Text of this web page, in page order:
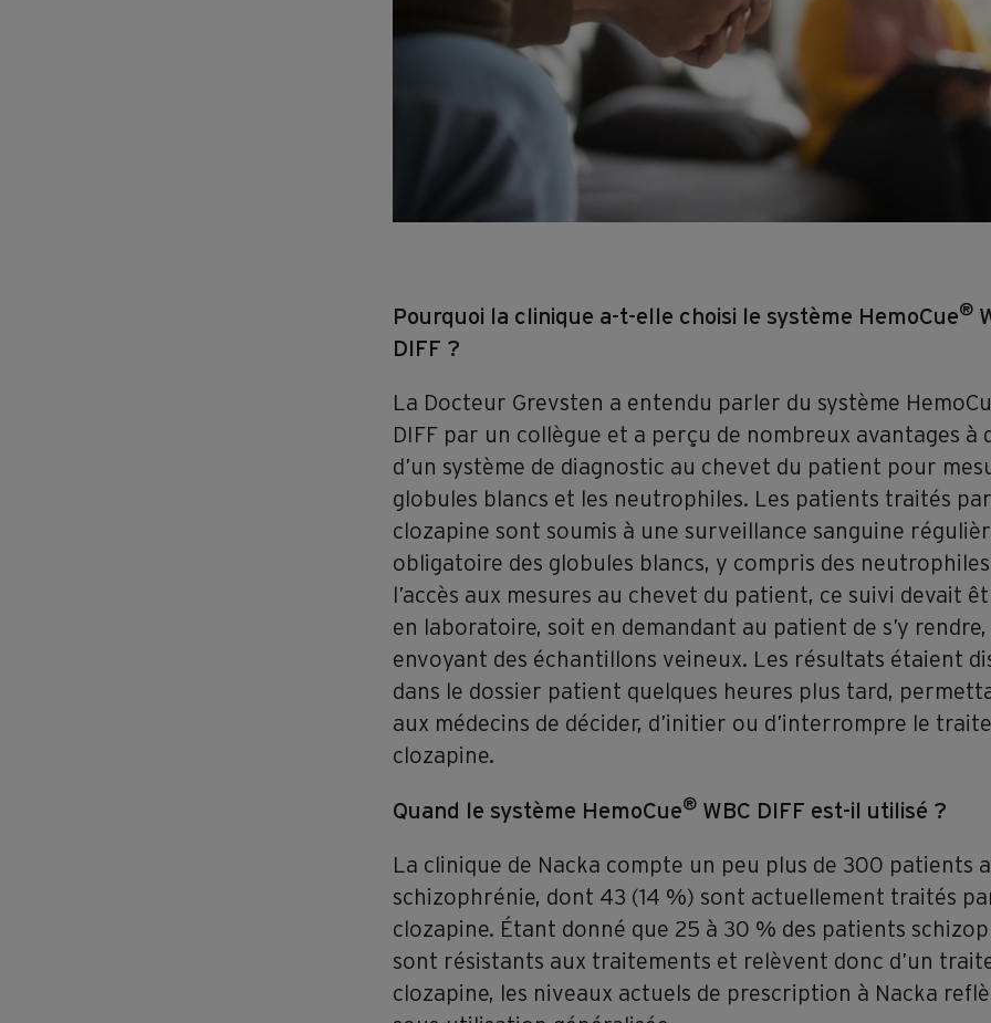
Pourquoi la clinique a-t-elle choisi le système HemoCue®
DIFF ?
La Docteur Grevsten a entendu parler du système
DIFF par un collègue et a perçu de nombreux avantages à
d’un système de diagnostic au chevet du patient pour
globules blancs et les neutrophiles. Les patients traités
clozapine sont soumis à une surveillance sanguine
obligatoire des globules blancs, y compris des
l’accès aux mesures au chevet du patient, ce suivi devait
en laboratoire, soit en demandant au patient de s’y
envoyant des échantillons veineux. Les résultats étaient
dans le dossier patient quelques heures plus tard,
aux médecins de décider, d’initier ou d’interrompre le
clozapine.
Quand le système HemoCue® WBC DIFF est-il utilisé ?
La clinique de Nacka compte un peu plus de 300 patients
schizophrénie, dont 43 (14 %) sont actuellement traités
clozapine. Étant donné que 25 à 30 % des patients
sont résistants aux traitements et relèvent donc d’un
clozapine, les niveaux actuels de prescription à Nacka